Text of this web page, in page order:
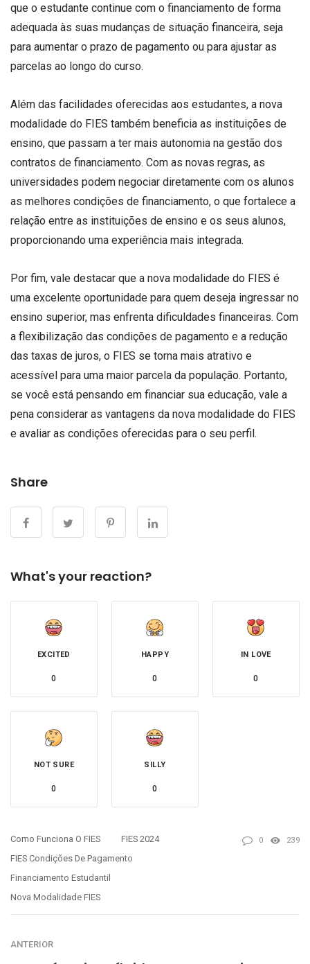
que o estudante continue com o financiamento de forma
adequada às suas mudanças de situação financeira, seja
para aumentar o prazo de pagamento ou para ajustar as
parcelas ao longo do curso.
Além das facilidades oferecidas aos estudantes, a nova
modalidade do FIES também beneficia as instituições de
ensino, que passam a ter mais autonomia na gestão dos
contratos de financiamento. Com as novas regras, as
universidades podem negociar diretamente com os alunos
as melhores condições de financiamento, o que fortalece a
relação entre as instituições de ensino e os seus alunos,
proporcionando uma experiência mais integrada.
Por fim, vale destacar que a nova modalidade do FIES é
uma excelente oportunidade para quem deseja ingressar no
ensino superior, mas enfrenta dificuldades financeiras. Com
a flexibilização das condições de pagamento e a redução
das taxas de juros, o FIES se torna mais atrativo e
acessível para uma maior parcela da população. Portanto,
se você está pensando em financiar sua educação, vale a
pena considerar as vantagens da nova modalidade do FIES
e avaliar as condições oferecidas para o seu perfil.
Share
What's your reaction?
EXCITED
0
HAPPY
0
IN LOVE
0
NOT SURE
0
SILLY
0
Como Funciona O FIES
FIES 2024
FIES Condições De Pagamento
Financiamento Estudantil
Nova Modalidade FIES
0 239
ANTERIOR